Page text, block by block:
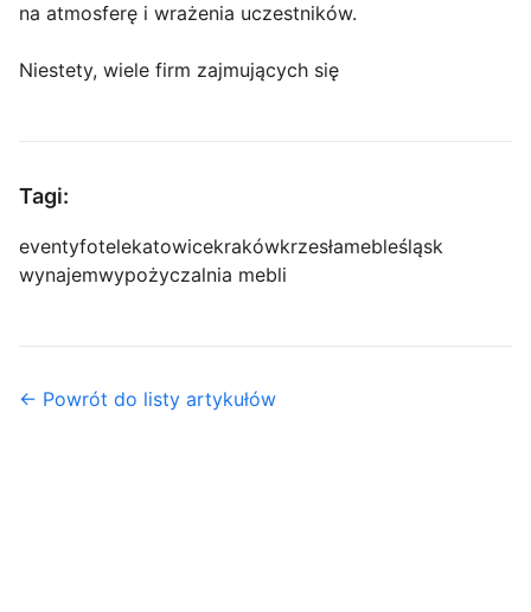
na atmosferę i wrażenia uczestników.
Niestety, wiele firm zajmujących się
Tagi:
eventyfotelekatowicekrakówkrzesłamebleśląsk
wynajemwypożyczalnia mebli
← Powrót do listy artykułów